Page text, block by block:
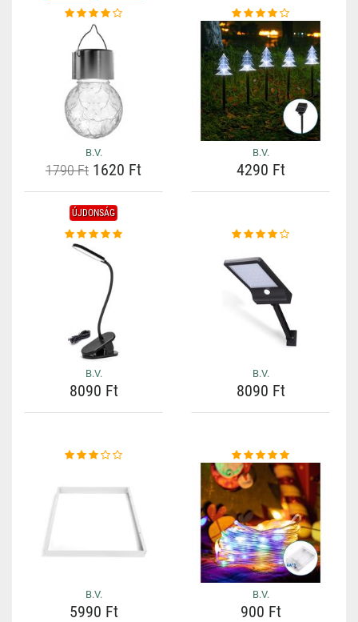
B.V.
1790 Ft 1620 Ft
B.V.
4290 Ft
ÚJDONSÁG
B.V.
8090 Ft
B.V.
8090 Ft
B.V.
5990 Ft
B.V.
900 Ft